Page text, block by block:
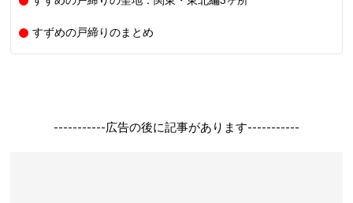
すずめの戸締りのまとめ
-----------広告の後に記事があります-----------